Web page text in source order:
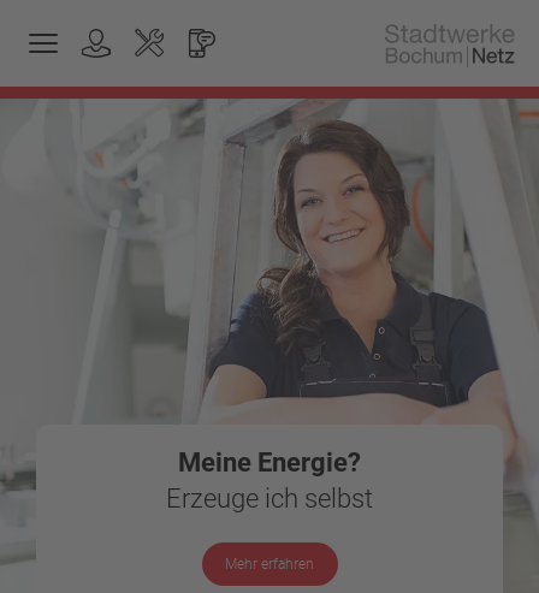
Meine Energie?
Erzeuge ich selbst
Mehr erfahren